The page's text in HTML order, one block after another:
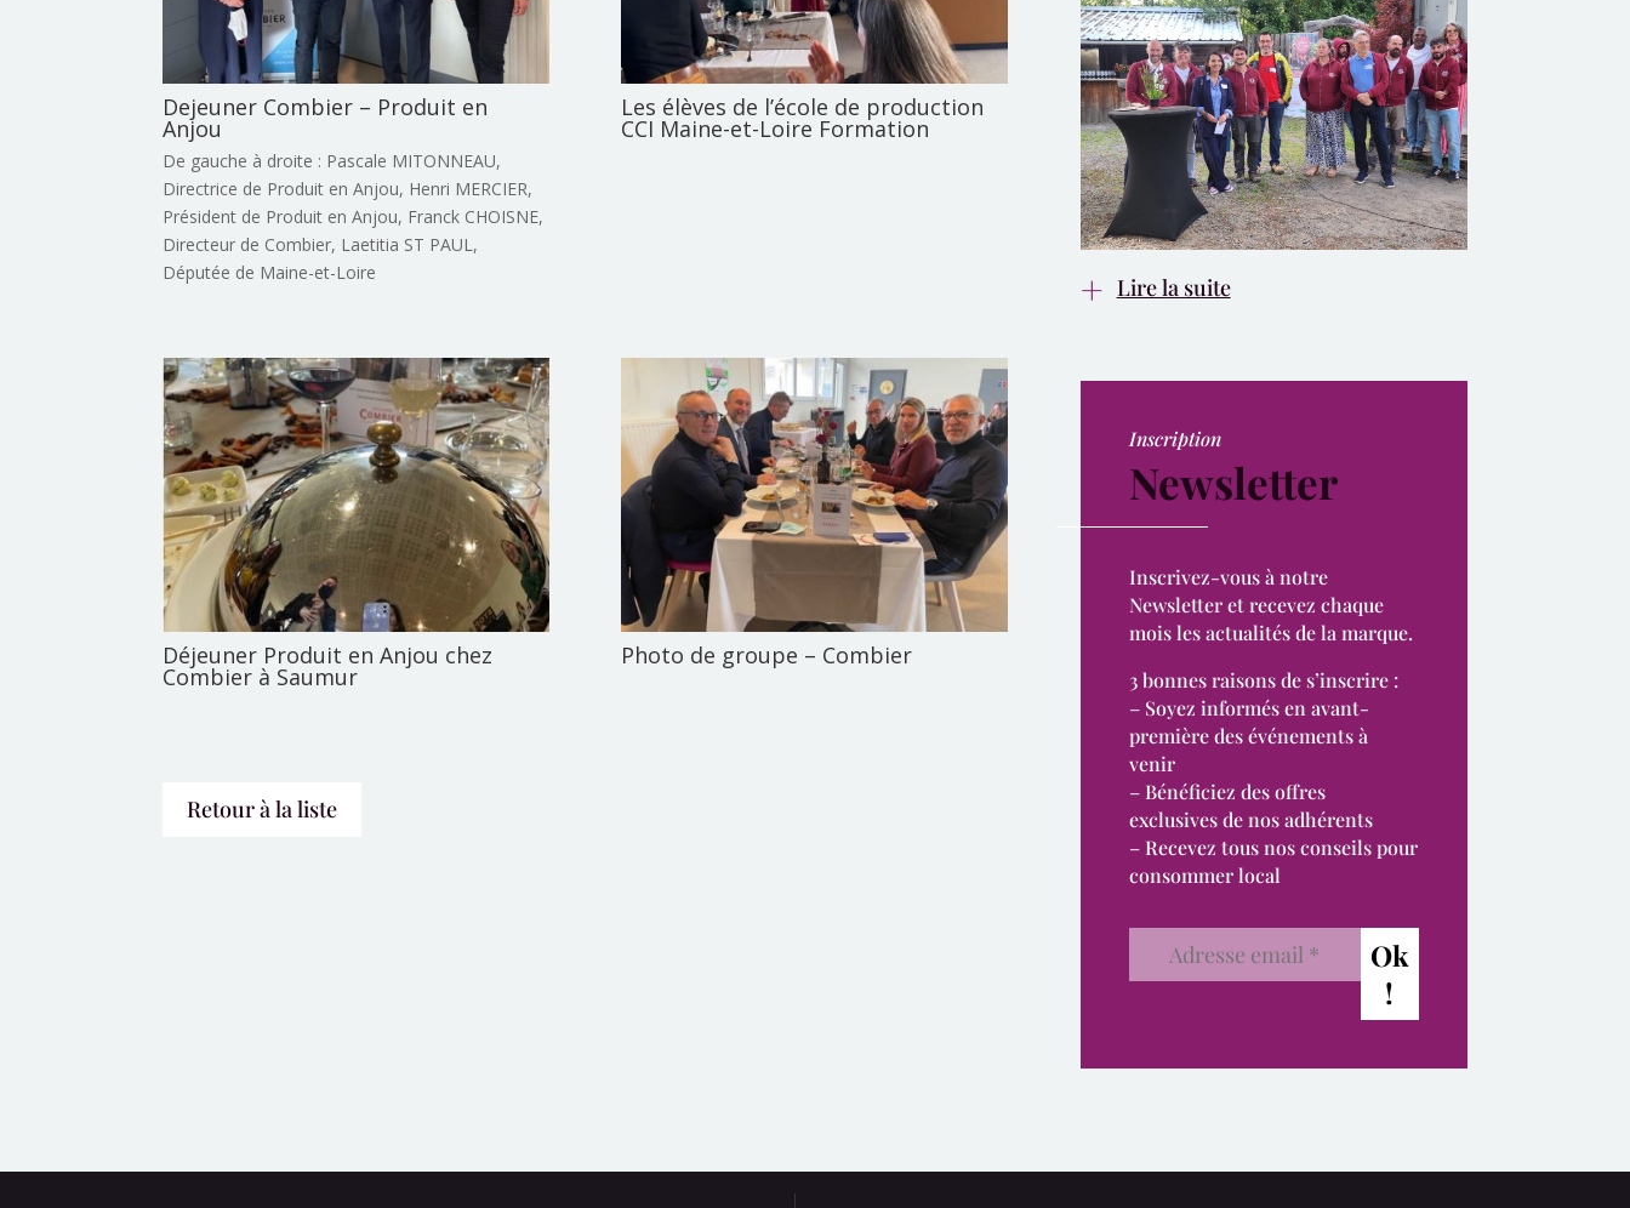
Dejeuner Combier – Produit en
Anjou
De gauche à droite : Pascale MITONNEAU,
Directrice de Produit en Anjou, Henri MERCIER,
Président de Produit en Anjou, Franck CHOISNE,
Directeur de Combier, Laetitia ST PAUL,
Députée de Maine-et-Loire
Les élèves de l’école de production
CCI Maine-et-Loire Formation
Déjeuner Produit en Anjou chez
Combier à Saumur
Photo de groupe – Combier
Retour à la liste
Lire la suite
Inscription
Newsletter
Inscrivez-vous à notre
Newsletter et recevez chaque
mois les actualités de la marque.
3 bonnes raisons de s’inscrire :
– Soyez informés en avant-
première des événements à
venir
– Bénéficiez des offres
exclusives de nos adhérents
– Recevez tous nos conseils pour
consommer local